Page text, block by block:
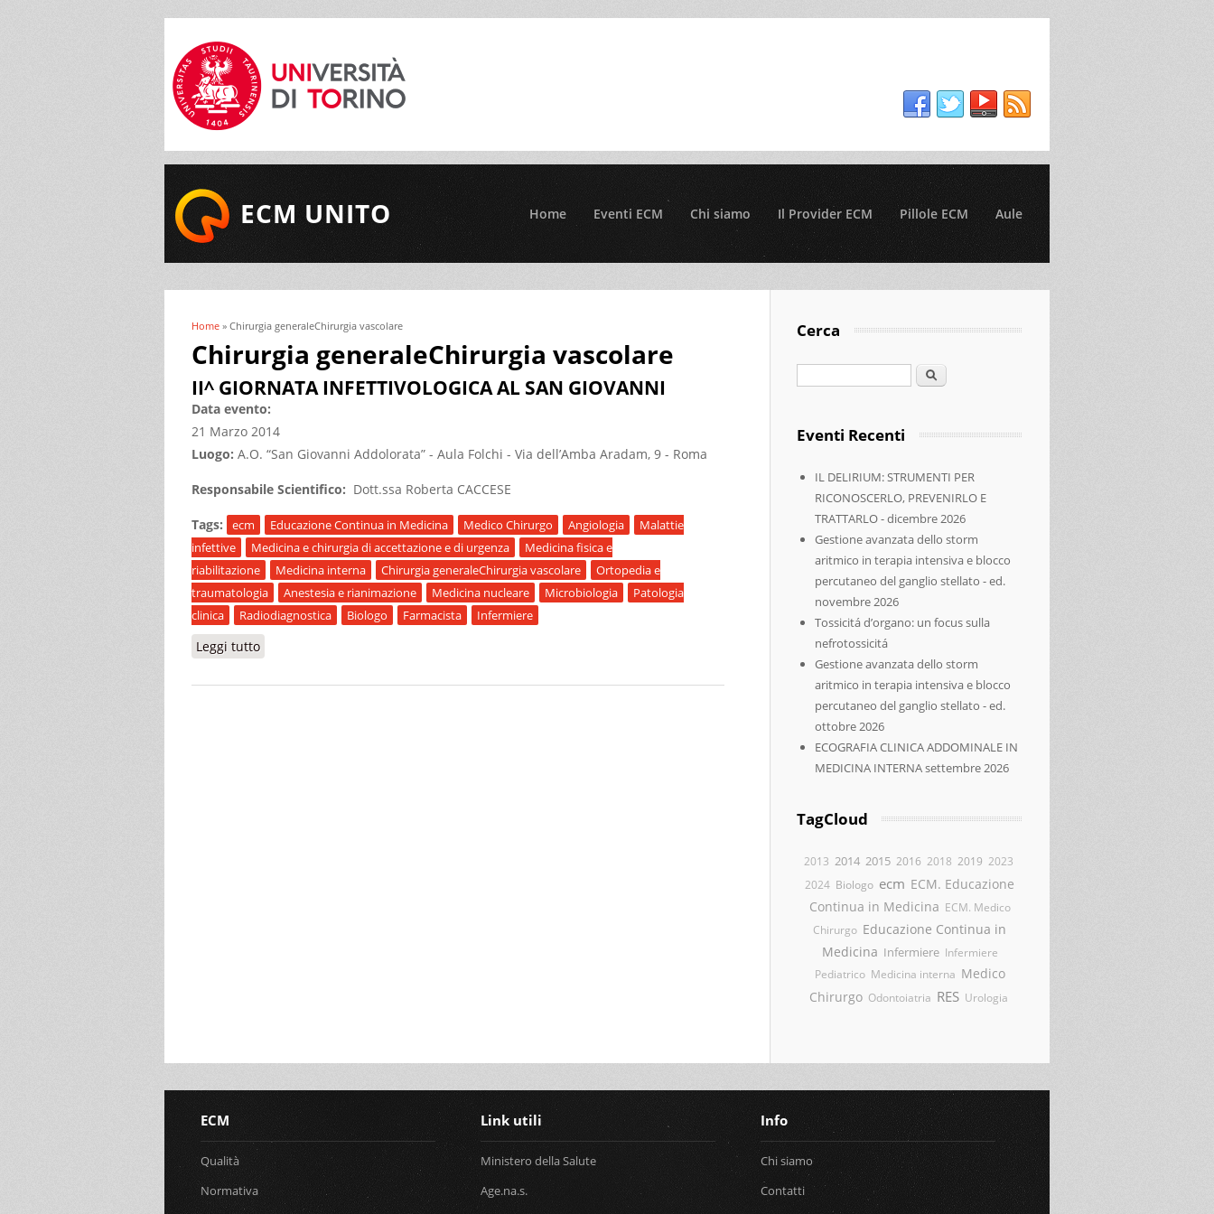
ECM UNITO Home Eventi ECM Chi siamo Il Provider ECM Pillole ECM Aule
Tu sei qui
Home » Chirurgia generaleChirurgia vascolare
Chirurgia generaleChirurgia vascolare
II^ GIORNATA INFETTIVOLOGICA AL SAN GIOVANNI
Data evento:
21 Marzo 2014
Luogo: A.O. “San Giovanni Addolorata” - Aula Folchi - Via dell’Amba Aradam, 9 - Roma
Responsabile Scientifico: Dott.ssa Roberta CACCESE
Tags: ecm Educazione Continua in Medicina Medico Chirurgo Angiologia
Malattie
infettive
Medicina e chirurgia di accettazione e di urgenza
Medicina fisica e
riabilitazione
Medicina interna Chirurgia generaleChirurgia vascolare
Ortopedia e
traumatologia
Anestesia e rianimazione Medicina nucleare Microbiologia
Patologia
clinica
Radiodiagnostica Biologo Farmacista Infermiere
Leggi tutto
Cerca
Cerca
Eventi Recenti
IL DELIRIUM: STRUMENTI PER
RICONOSCERLO, PREVENIRLO E
TRATTARLO - dicembre 2026
Gestione avanzata dello storm
aritmico in terapia intensiva e blocco
percutaneo del ganglio stellato - ed.
novembre 2026
Tossicitá d’organo: un focus sulla
nefrotossicitá
Gestione avanzata dello storm
aritmico in terapia intensiva e blocco
percutaneo del ganglio stellato - ed.
ottobre 2026
ECOGRAFIA CLINICA ADDOMINALE IN
MEDICINA INTERNA settembre 2026
TagCloud
2013 2014 2015 2016 2018 2019 2023
2024 Biologo ecm ECM. Educazione
Continua in Medicina ECM. Medico
Chirurgo Educazione Continua in
Medicina Infermiere Infermiere
Pediatrico Medicina interna Medico
Chirurgo Odontoiatria RES Urologia
ECM
Qualità
Normativa
Link utili
Ministero della Salute
Age.na.s.
Info
Chi siamo
Contatti